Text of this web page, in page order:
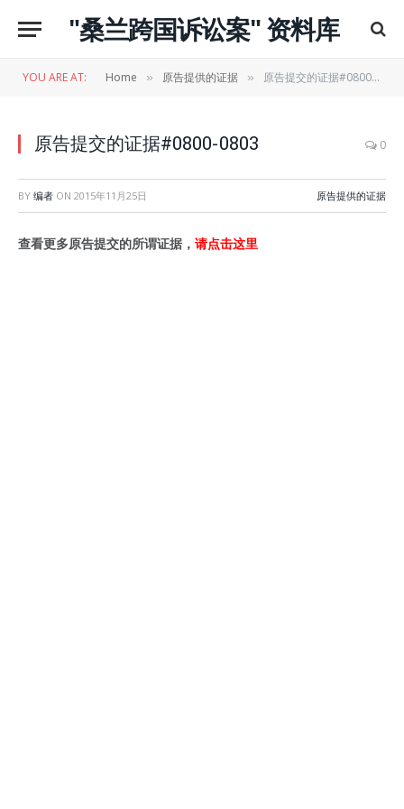
"桑兰跨国诉讼案" 资料库
YOU ARE AT: Home » 原告提供的证据 » 原告提交的证据#0800-0803
原告提交的证据#0800-0803 0
BY 编者 ON 2015年11月25日 原告提供的证据
查看更多原告提交的所谓证据， 请点击这里